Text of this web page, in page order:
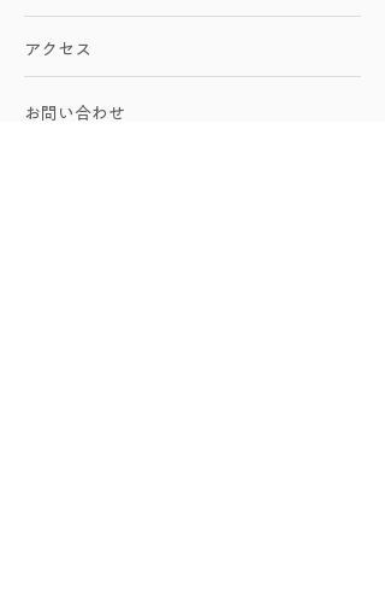
アクセス
お問い合わせ